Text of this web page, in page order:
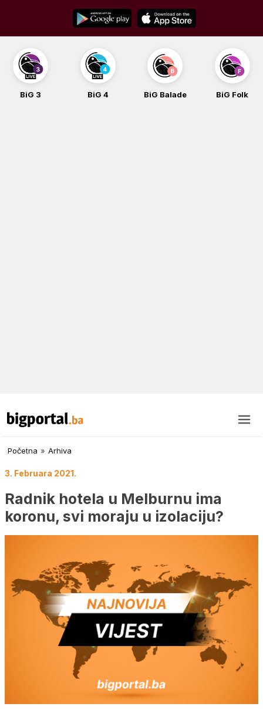
content
BiG 3 BiG 4 BiG Balade BiG Folk
Početna » Arhiva
3. Februara 2021.
Radnik hotela u Melburnu ima
koronu, svi moraju u izolaciju?